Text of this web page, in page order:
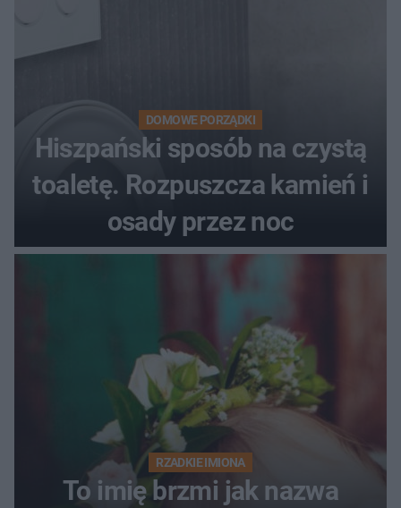
DOMOWE PORZĄDKI
Hiszpański sposób na czystą
toaletę. Rozpuszcza kamień i
osady przez noc
RZADKIE IMIONA
To imię brzmi jak nazwa